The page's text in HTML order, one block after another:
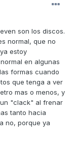
son los discos.
normal, que no
estoy
en algunas
formas cuando
que tenga a ver
mas o menos, y
"clack" al frenar
tanto hacia
no, porque ya